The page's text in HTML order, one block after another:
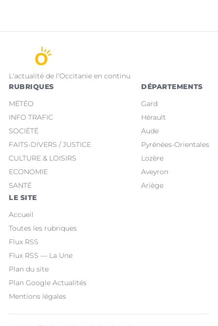
L'actualité de l'Occitanie en continu
RUBRIQUES
MÉTÉO
INFO TRAFIC
SOCIÉTÉ
FAITS-DIVERS / JUSTICE
CULTURE & LOISIRS
ECONOMIE
SANTÉ
DÉPARTEMENTS
Gard
Hérault
Aude
Pyrénées-Orientales
Lozère
Aveyron
Ariège
LE SITE
Accueil
Toutes les rubriques
Flux RSS
Flux RSS — La Une
Plan du site
Plan Google Actualités
Mentions légales